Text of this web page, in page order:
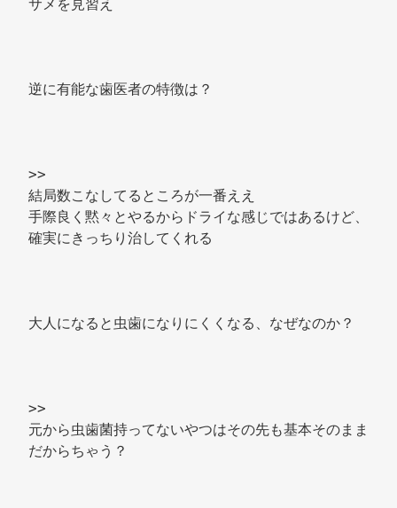
サメを見習え
逆に有能な歯医者の特徴は？
>>
結局数こなしてるところが一番ええ
手際良く黙々とやるからドライな感じではあるけど、
確実にきっちり治してくれる
大人になると虫歯になりにくくなる、なぜなのか？
>>
元から虫歯菌持ってないやつはその先も基本そのまま
だからちゃう？